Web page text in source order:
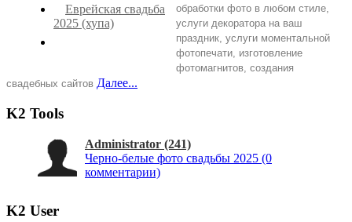
Еврейская свадьба
2025 (хупа)
обработки фото в любом стиле,
услуги декоратора на ваш
праздник, услуги моментальной
фотопечати, изготовление
фотомагнитов, создания
свадебных сайтов Далее...
K2 Tools
Administrator (241)
Черно-белые фото свадьбы 2025 (0
комментарии)
K2 User